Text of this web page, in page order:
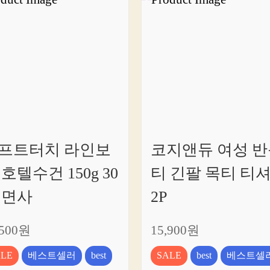
트터치 라인보
텔수건 150g 30
사
원
베스트셀러 best
코지앤듀 여성
티 긴팔 목티 티
2P
15,900원
SALE best 베스트셀